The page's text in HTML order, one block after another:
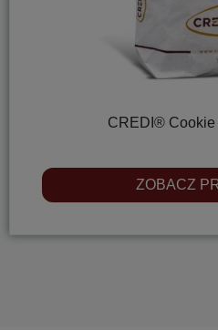
CREDI® Cookie
ZOBACZ